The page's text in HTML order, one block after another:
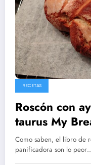
RECETAS
Roscón con
taurus My
Como saben, el libro de
panificadora son lo